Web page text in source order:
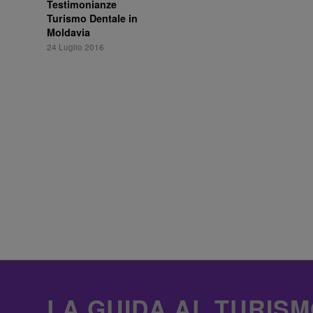
Testimonianze
Turismo Dentale in
Moldavia
24 Luglio 2016